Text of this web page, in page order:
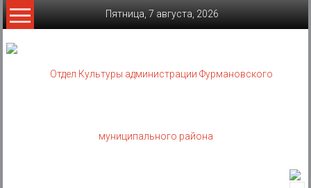
Skip
to
Пятница, 7 августа, 2026